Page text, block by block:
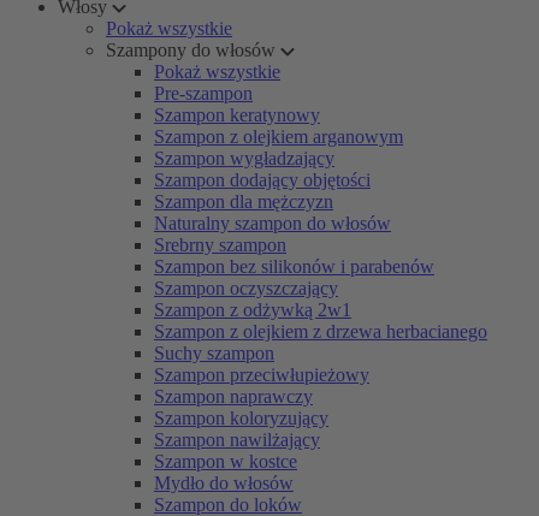
Włosy
Pokaż wszystkie
Szampony do włosów
Pokaż wszystkie
Pre-szampon
Szampon keratynowy
Szampon z olejkiem arganowym
Szampon wygładzający
Szampon dodający objętości
Szampon dla mężczyzn
Naturalny szampon do włosów
Srebrny szampon
Szampon bez silikonów i parabenów
Szampon oczyszczający
Szampon z odżywką 2w1
Szampon z olejkiem z drzewa herbacianego
Suchy szampon
Szampon przeciwłupieżowy
Szampon naprawczy
Szampon koloryzujący
Szampon nawilżający
Szampon w kostce
Mydło do włosów
Szampon do loków